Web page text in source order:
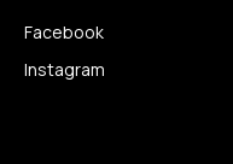
Facebook
Instagram